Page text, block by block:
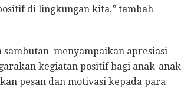
di lingkungan kita,” tambah
sambutan menyampaikan apresiasi
kegiatan positif bagi anak-anak
pesan dan motivasi kepada para